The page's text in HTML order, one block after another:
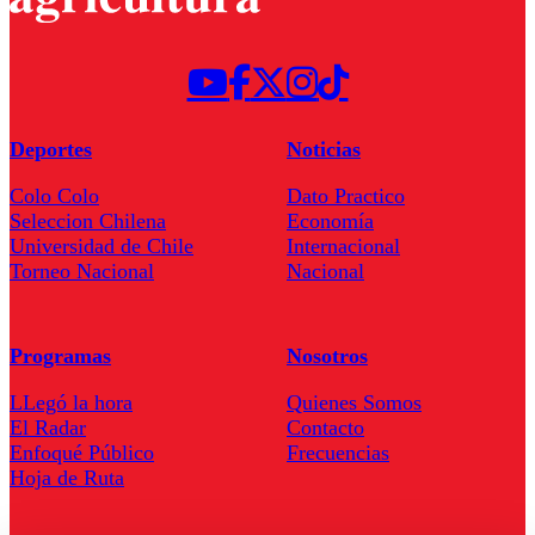
Deportes
Colo Colo
Seleccion Chilena
Universidad de Chile
Torneo Nacional
Noticias
Dato Practico
Economía
Internacional
Nacional
Programas
LLegó la hora
El Radar
Enfoqué Público
Hoja de Ruta
Nosotros
Quienes Somos
Contacto
Frecuencias